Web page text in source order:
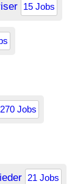
15 Jobs
270 Jobs
21 Jobs